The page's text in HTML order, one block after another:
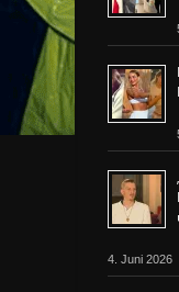
4. Juni 2026